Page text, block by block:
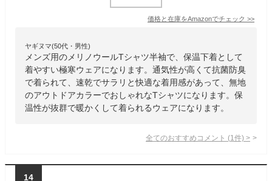
価格と在庫をAmazonでチェック >>
ヤギヌマ(50代・男性)
メンズ用のメリノウールTシャツ半袖で、保温下着として
着やすい極寒ウェアになります。通気性が高くて抗菌防臭
で着られて、速乾でサラリと快適な着用感があって、無地
のアウトドアカラーでおしゃれなTシャツになります。保
温性が抜群で暖かくして着られるウェアになります。
全てのおすすめコメント (1 件) >
14